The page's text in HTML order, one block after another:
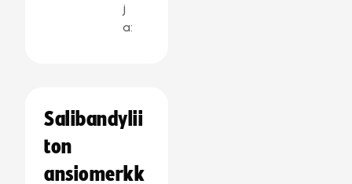
j
a:
Salibandylii
ton
ansiomerkk